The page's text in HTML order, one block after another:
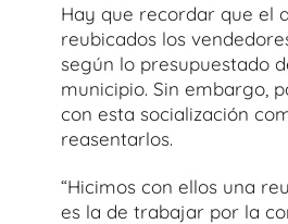
Hay que recordar que el
reubicados los
según lo presupuestado
municipio. Sin embargo,
con esta socialización
reasentarlos.
“Hicimos con ellos una
es la de trabajar por la